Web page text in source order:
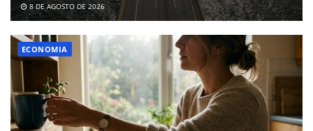
8 DE AGOSTO DE 2026
ECONOMIA